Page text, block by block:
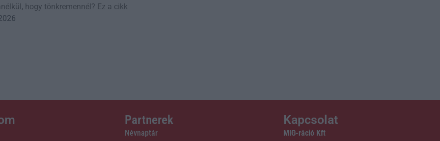
hogy tönkremennél? Ez a cikk
Partnerek
Névnaptár
Kapcsolat
MIG-ráció Kft